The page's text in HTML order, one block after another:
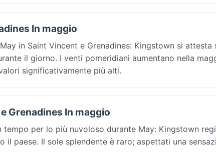
In maggio
in Saint Vincent e Grenadines: Kingstown si attesta
il giorno. I venti pomeridiani aumentano nella
significativamente più alti.
Grenadines In maggio
tempo per lo più nuvoloso durante May: Kingstown
il paese. Il sole splendente è raro; aspettati una